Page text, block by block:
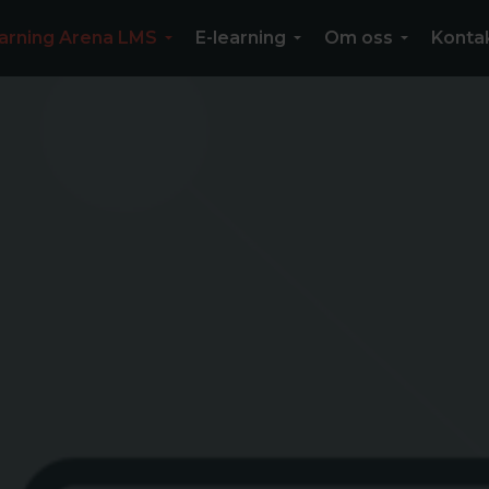
Arena LMS E-learning Om oss